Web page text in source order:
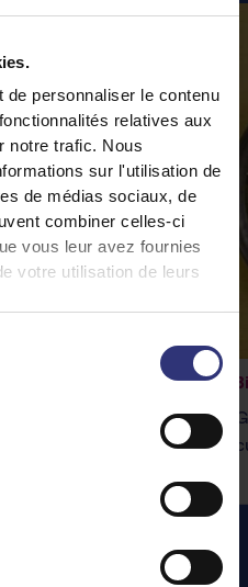
personnaliser le contenu
relatives aux
notre trafic. Nous
sur l'utilisation de
de médias sociaux, de
combiner celles-ci
vous leur avez fournies
votre utilisation de leurs
Tilda accompagnera